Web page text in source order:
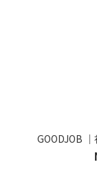
GOODJOB